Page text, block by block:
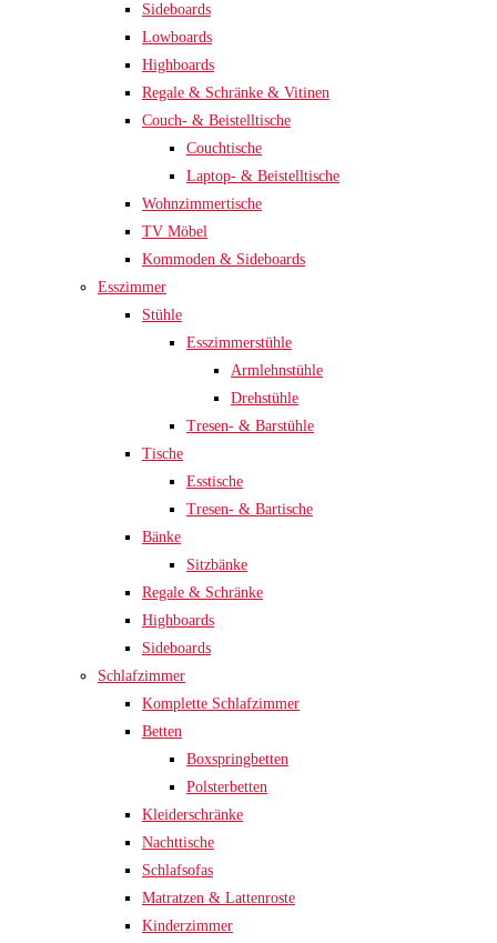
Sideboards
Lowboards
Highboards
Regale & Schränke & Vitinen
Couch- & Beistelltische
Couchtische
Laptop- & Beistelltische
Wohnzimmertische
TV Möbel
Kommoden & Sideboards
Esszimmer
Stühle
Esszimmerstühle
Armlehnstühle
Drehstühle
Tresen- & Barstühle
Tische
Esstische
Tresen- & Bartische
Bänke
Sitzbänke
Regale & Schränke
Highboards
Sideboards
Schlafzimmer
Komplette Schlafzimmer
Betten
Boxspringbetten
Polsterbetten
Kleiderschränke
Nachttische
Schlafsofas
Matratzen & Lattenroste
Kinderzimmer